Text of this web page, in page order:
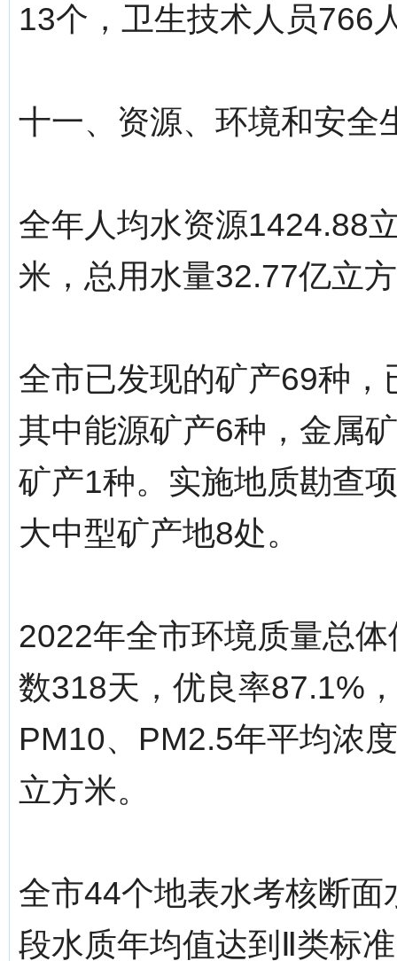
13个，卫生技术人员766
十一、资源、环境和安全
全年人均水资源1424.88
米，总用水量32.77亿立
全市已发现的矿产69种
其中能源矿产6种，金属
矿产1种。实施地质勘查
大中型矿产地8处。
2022年全市环境质量总
数318天，优良率87.1%
PM10、PM2.5年平均浓
立方米。
全市44个地表水考核断
段水质年均值达到Ⅱ类标